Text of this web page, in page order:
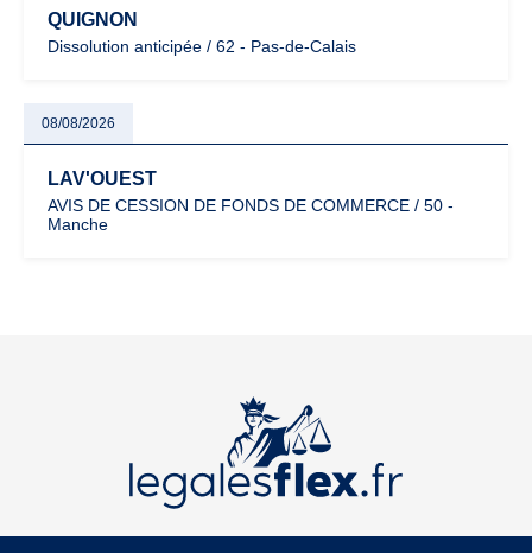
QUIGNON
Dissolution anticipée / 62 - Pas-de-Calais
08/08/2026
LAV'OUEST
AVIS DE CESSION DE FONDS DE COMMERCE / 50 -
Manche